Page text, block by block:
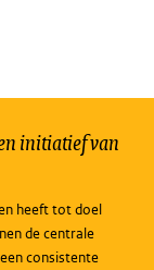
initiatief van
heeft tot doel
de centrale
consistente